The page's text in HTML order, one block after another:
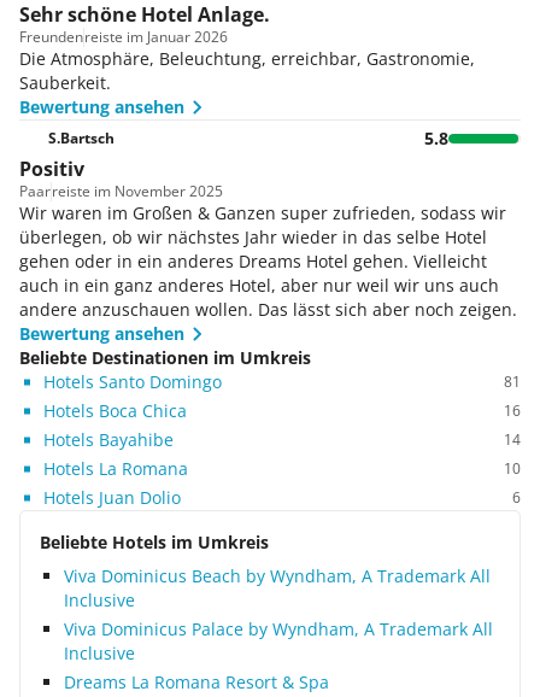
Sehr schöne Hotel Anlage.
Freundenreiste im Januar 2026
Die Atmosphäre, Beleuchtung, erreichbar, Gastronomie,
Sauberkeit.
Bewertung ansehen
S.Bartsch 5.8
Positiv
Paarreiste im November 2025
Wir waren im Großen & Ganzen super zufrieden, sodass wir
überlegen, ob wir nächstes Jahr wieder in das selbe Hotel
gehen oder in ein anderes Dreams Hotel gehen. Vielleicht
auch in ein ganz anderes Hotel, aber nur weil wir uns auch
andere anzuschauen wollen. Das lässt sich aber noch zeigen.
Bewertung ansehen
Beliebte Destinationen im Umkreis
Hotels Santo Domingo
81
Hotels Boca Chica 16
Hotels Bayahibe 14
Hotels La Romana 10
Hotels Juan Dolio 6
Beliebte Hotels im Umkreis
Viva Dominicus Beach by Wyndham, A Trademark All
Inclusive
Viva Dominicus Palace by Wyndham, A Trademark All
Inclusive
Dreams La Romana Resort & Spa